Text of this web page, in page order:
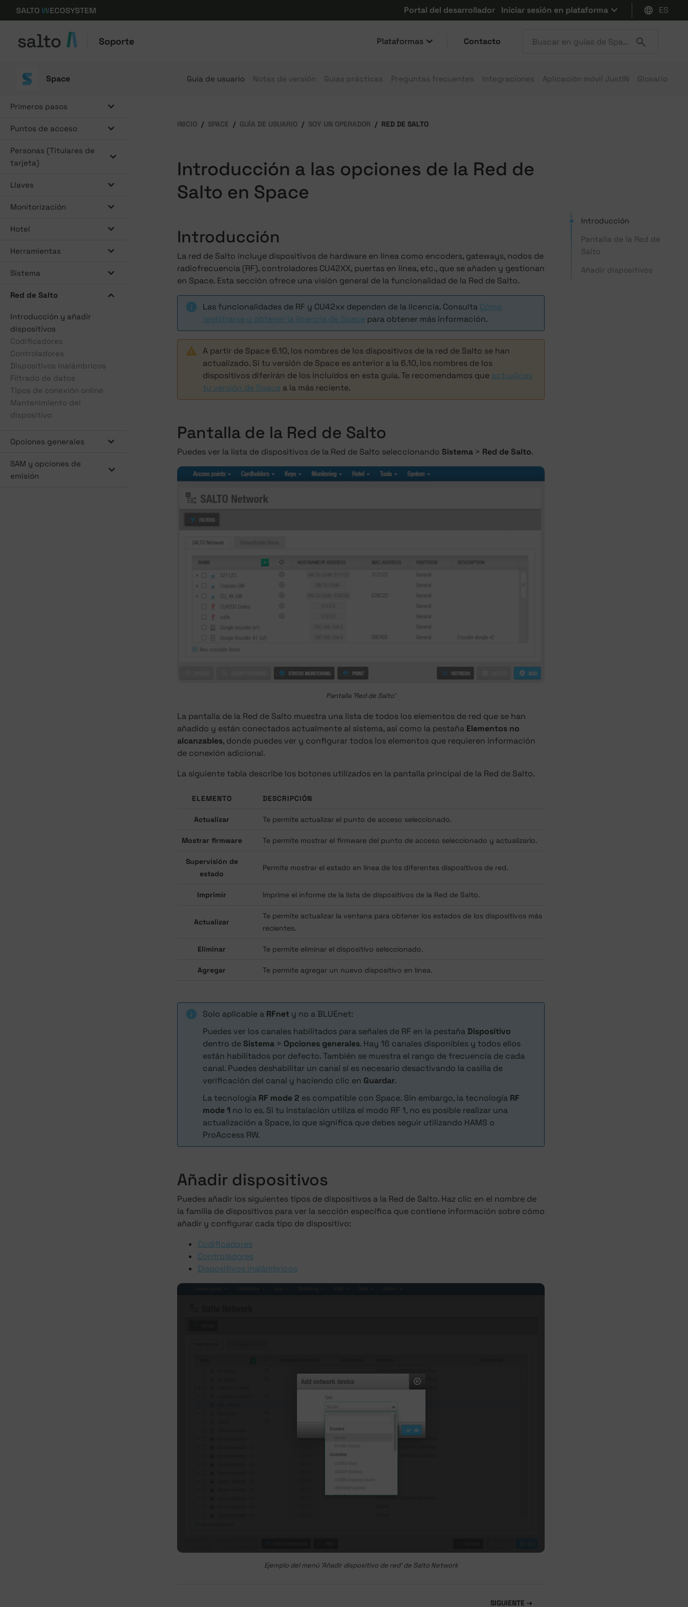
Portal del desarrollador Iniciar sesión en plataforma ES
Soporte Plataformas Contacto
Space Guía de usuario Notas de versión Guías prácticas Preguntas frecuentes Integraciones Aplicación móvil JustIN Glosario
INICIO SPACE GUÍA DE USUARIO SOY UN OPERADOR RED DE SALTO
Introducción a las opciones de la Red de
Salto en Space
Introducción
La red de Salto incluye dispositivos de hardware en línea como encoders, gateways, nodos de
radiofrecuencia (RF), controladores CU42XX, puertas en línea, etc., que se añaden y gestionan
en Space. Esta sección ofrece una visión general de la funcionalidad de la Red de Salto.
Las funcionalidades de RF y CU42xx dependen de la licencia. Consulta Cómo
registrarse y obtener la licencia de Space para obtener más información.
A partir de Space 6.10, los nombres de los dispositivos de la red de Salto se han
actualizado. Si tu versión de Space es anterior a la 6.10, los nombres de los
dispositivos diferirán de los incluidos en esta guía. Te recomendamos que actualices
tu versión de Space a la más reciente.
Pantalla de la Red de Salto
Puedes ver la lista de dispositivos de la Red de Salto seleccionando Sistema > Red de Salto.
Pantalla 'Red de Salto'
La pantalla de la Red de Salto muestra una lista de todos los elementos de red que se han
añadido y están conectados actualmente al sistema, así como la pestaña Elementos no
alcanzables, donde puedes ver y configurar todos los elementos que requieren información
de conexión adicional.
La siguiente tabla describe los botones utilizados en la pantalla principal de la Red de Salto.
ELEMENTO DESCRIPCIÓN
Actualizar Te permite actualizar el punto de acceso seleccionado.
Mostrar firmware Te permite mostrar el firmware del punto de acceso seleccionado y actualizarlo.
Supervisión de
estado
Permite mostrar el estado en línea de los diferentes dispositivos de red.
Imprimir Imprime el informe de la lista de dispositivos de la Red de Salto.
Actualizar
Te permite actualizar la ventana para obtener los estados de los dispositivos más
recientes.
Eliminar Te permite eliminar el dispositivo seleccionado.
Agregar Te permite agregar un nuevo dispositivo en línea.
Solo aplicable a RFnet y no a BLUEnet:
Puedes ver los canales habilitados para señales de RF en la pestaña Dispositivo
dentro deSistema > Opciones generales. Hay 16 canales disponibles y todos ellos
están habilitados por defecto. También se muestra el rango de frecuencia de cada
canal. Puedes deshabilitar un canal si es necesario desactivando la casilla de
verificación del canal y haciendo clic en Guardar.
La tecnología RF mode 2 es compatible con Space. Sin embargo, la tecnología RF
mode 1 no lo es. Si tu instalación utiliza el modo RF 1, no es posible realizar una
actualización a Space, lo que significa que debes seguir utilizando HAMS o
ProAccess RW.
Añadir dispositivos
Puedes añadir los siguientes tipos de dispositivos a la Red de Salto. Haz clic en el nombre de
la familia de dispositivos para ver la sección específica que contiene información sobre cómo
añadir y configurar cada tipo de dispositivo:
Codificadores
Controladores
Dispositivos inalámbricos
Ejemplo del menú 'Añadir dispositivo de red' de Salto Network
SIGUIENTE
Introducción
Pantalla de la Red de
Salto
Añadir dispositivos
Primeros pasos
Puntos de acceso
Personas (Titulares de
tarjeta)
Llaves
Monitorización
Hotel
Herramientas
Sistema
Red de Salto
Introducción y añadir
dispositivos
Codificadores
Controladores
Dispositivos inalámbricos
Filtrado de datos
Tipos de conexión online
Mantenimiento del
dispositivo
Opciones generales
SAM y opciones de
emisión